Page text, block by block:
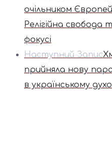
очільником
Релігійна свобода
фокусі
Наступний Запис
прийняла нову
в українському